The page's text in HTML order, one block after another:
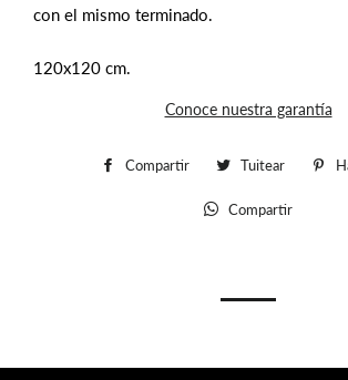
con el mismo terminado.
120x120 cm.
Conoce nuestra garantía
Compartir
Compartir
en
Tuitear
Tuitear
Compartir